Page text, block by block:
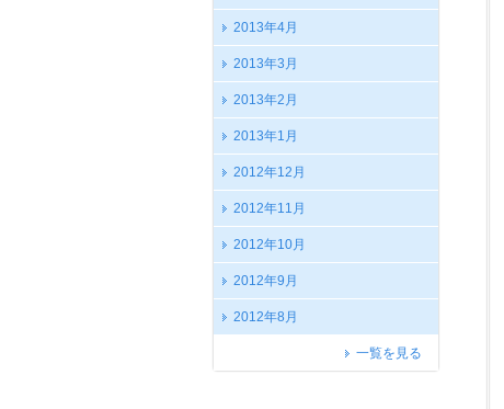
2013年4月
2013年3月
2013年2月
2013年1月
2012年12月
2012年11月
2012年10月
2012年9月
2012年8月
一覧を見る